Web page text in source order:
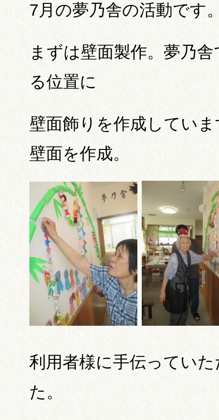
7月の夢乃舎の活動です
まずは壁面製作。夢乃
る位置に
壁面飾りを作成してい
壁面を作成。
利用者様に手伝ってい
た。